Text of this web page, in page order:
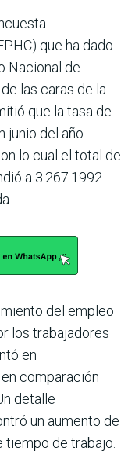
que ha dado
Nacional de
las caras de la
que la tasa de
junio del año
lo cual el total de
a 3.267.1992
del empleo
los trabajadores
en
comparación
detalle
un aumento de
de trabajo.